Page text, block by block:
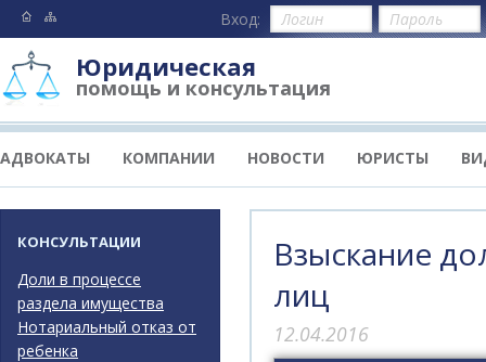
Вход:
Юридическая
помощь и консультация
АДВОКАТЫ КОМПАНИИ НОВОСТИ ЮРИСТЫ
Взыскание
лиц
12.04.2016
КОНСУЛЬТАЦИИ
Доли в процессе
раздела имущества
Нотариальный отказ от
ребенка